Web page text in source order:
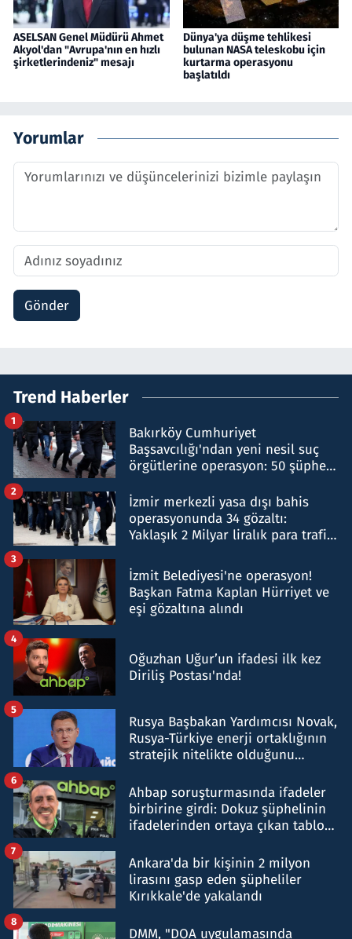
ASELSAN Genel Müdürü Ahmet
Akyol'dan "Avrupa'nın en hızlı
şirketlerindeniz" mesajı
Dünya'ya düşme tehlikesi
bulunan NASA teleskobu için
kurtarma operasyonu
başlatıldı
Yorumlar
Gönder
Trend Haberler
Bakırköy Cumhuriyet
Başsavcılığı'ndan yeni nesil suç
örgütlerine operasyon: 50 şüpheli
1
İzmir merkezli yasa dışı bahis
operasyonunda 34 gözaltı:
Yaklaşık 2 Milyar liralık para trafiği
2
İzmit Belediyesi'ne operasyon!
Başkan Fatma Kaplan Hürriyet ve
eşi gözaltına alındı
3
Oğuzhan Uğur’un ifadesi ilk kez
Diriliş Postası'nda!
4
Rusya Başbakan Yardımcısı Novak,
Rusya-Türkiye enerji ortaklığının
stratejik nitelikte olduğunu
5
Ahbap soruşturmasında ifadeler
birbirine girdi: Dokuz şüphelinin
ifadelerinden ortaya çıkan tablo
6
Ankara'da bir kişinin 2 milyon
lirasını gasp eden şüpheliler
Kırıkkale'de yakalandı
7
DMM, "DOA uygulamasında
8